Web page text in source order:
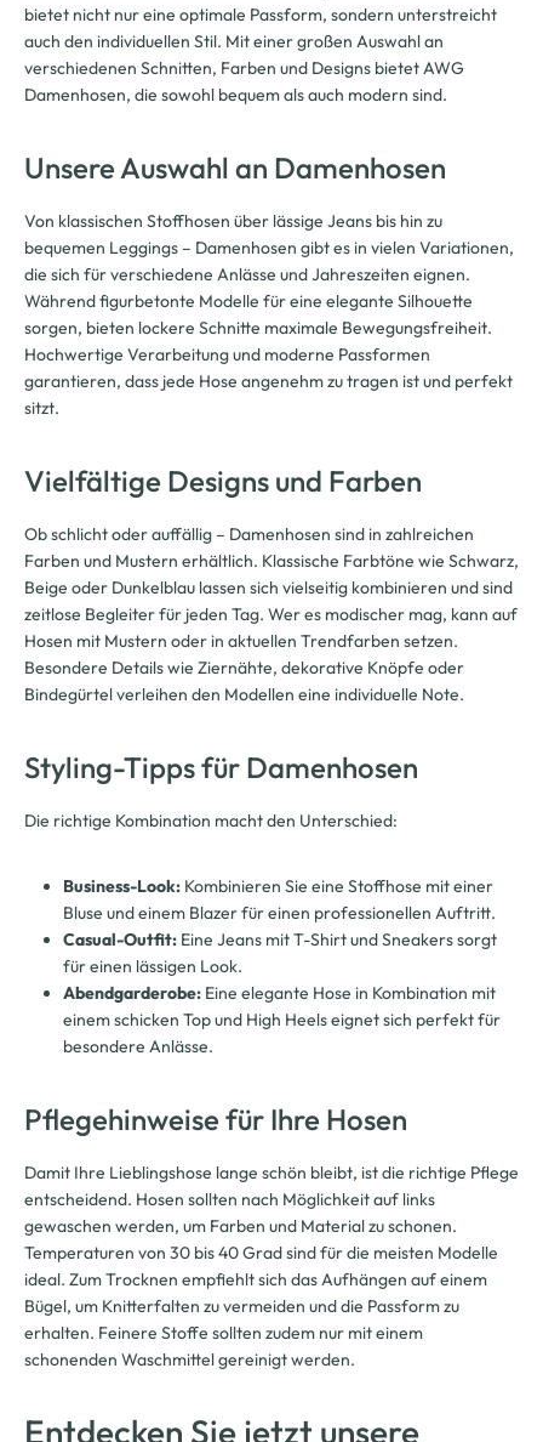
bietet nicht nur eine optimale Passform, sondern unterstreicht
auch den individuellen Stil. Mit einer großen Auswahl an
verschiedenen Schnitten, Farben und Designs bietet AWG
Damenhosen, die sowohl bequem als auch modern sind.
Unsere Auswahl an Damenhosen
Von klassischen Stoffhosen über lässige Jeans bis hin zu
bequemen Leggings – Damenhosen gibt es in vielen Variationen,
die sich für verschiedene Anlässe und Jahreszeiten eignen.
Während figurbetonte Modelle für eine elegante Silhouette
sorgen, bieten lockere Schnitte maximale Bewegungsfreiheit.
Hochwertige Verarbeitung und moderne Passformen
garantieren, dass jede Hose angenehm zu tragen ist und perfekt
sitzt.
Vielfältige Designs und Farben
Ob schlicht oder auffällig – Damenhosen sind in zahlreichen
Farben und Mustern erhältlich. Klassische Farbtöne wie Schwarz,
Beige oder Dunkelblau lassen sich vielseitig kombinieren und sind
zeitlose Begleiter für jeden Tag. Wer es modischer mag, kann auf
Hosen mit Mustern oder in aktuellen Trendfarben setzen.
Besondere Details wie Ziernähte, dekorative Knöpfe oder
Bindegürtel verleihen den Modellen eine individuelle Note.
Styling-Tipps für Damenhosen
Die richtige Kombination macht den Unterschied:
Business-Look: Kombinieren Sie eine Stoffhose mit einer
Bluse und einem Blazer für einen professionellen Auftritt.
Casual-Outfit: Eine Jeans mit T-Shirt und Sneakers sorgt
für einen lässigen Look.
Abendgarderobe: Eine elegante Hose in Kombination mit
einem schicken Top und High Heels eignet sich perfekt für
besondere Anlässe.
Pflegehinweise für Ihre Hosen
Damit Ihre Lieblingshose lange schön bleibt, ist die richtige Pflege
entscheidend. Hosen sollten nach Möglichkeit auf links
gewaschen werden, um Farben und Material zu schonen.
Temperaturen von 30 bis 40 Grad sind für die meisten Modelle
ideal. Zum Trocknen empfiehlt sich das Aufhängen auf einem
Bügel, um Knitterfalten zu vermeiden und die Passform zu
erhalten. Feinere Stoffe sollten zudem nur mit einem
schonenden Waschmittel gereinigt werden.
Entdecken Sie jetzt unsere